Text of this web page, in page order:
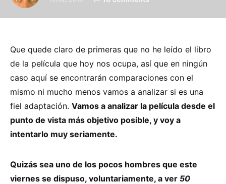
Que quede claro de primeras que no he leído el libro
de la película que hoy nos ocupa, así que en ningún
caso aquí se encontrarán comparaciones con el
mismo ni mucho menos vamos a analizar si es una
fiel adaptación. Vamos a analizar la película desde el
punto de vista más objetivo posible, y voy a
intentarlo muy seriamente.
Quizás sea uno de los pocos hombres que este
viernes se dispuso, voluntariamente, a ver 50